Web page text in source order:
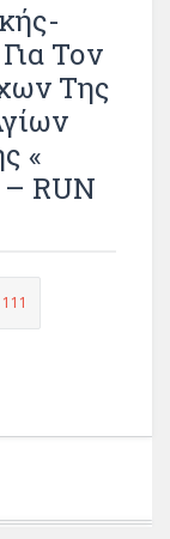
Τον
Της
«
RUN
111